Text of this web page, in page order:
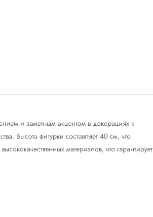
и заметным акцентом в декорациях к
Высота фигурки составляет 40 см, что
материалов, что гарантирует